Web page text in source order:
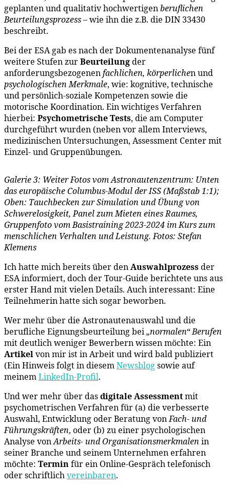
geplanten und qualitativ hochwertigenberuflichen
Beurteilungsprozess– wie ihn die z.B. die DIN 33430
beschreibt.
Bei der ESA gab es nach der Dokumentenanalyse fünf
weitere Stufen zurBeurteilungder
anforderungsbezogenenfachlichen, körperlichen und
psychologischen Merkmale, wie: kognitive, technische
und persönlich-soziale Kompetenzen sowie die
motorische Koordination. Ein wichtiges Verfahren
hierbei: Psychometrische Tests, die am Computer
durchgeführt wurden (neben vor allem Interviews,
medizinischen Untersuchungen, Assessment Center mit
Einzel- und Gruppenübungen.
Galerie 3: Weiter Fotos vom Astronautenzentrum: Unten
das europäische Columbus-Modul der ISS (Maßstab 1:1);
Oben: Tauchbecken zur Simulation und Übung von
Schwerelosigkeit, Panel zum Mieten eines Raumes,
Gruppenfoto vom Basistraining 2023-2024 im Kurs zum
menschlichen Verhalten und Leistung. Fotos: Stefan
Klemens
Ich hatte mich bereits über denAuswahlprozessder
ESA informiert, doch der Tour-Guide berichtete uns aus
erster Hand mit vielen Details. Auch interessant: Eine
Teilnehmerin hatte sich sogar beworben.
Wer mehr über die Astronautenauswahl und die
berufliche Eignungsbeurteilung bei„normalen“ Berufen
mit deutlich weniger Bewerbern wissen möchte: Ein
Artikelvon mir ist in Arbeit und wird bald publiziert
(Ein Hinweis folgt in diesemNewsblogsowie auf
meinemLinkedIn-Profil.
Und wer mehr über dasdigitale Assessmentmit
psychometrischen Verfahren für (a) die verbesserte
Auswahl, Entwicklung oder Beratung vonFach- und
Führungskräften, oder (b) zu einer psychologischen
Analyse vonArbeits- und Organisationsmerkmalen in
seiner Branche und seinem Unternehmen erfahren
möchte: Terminfür ein Online-Gespräch telefonisch
oder schriftlichvereinbaren.